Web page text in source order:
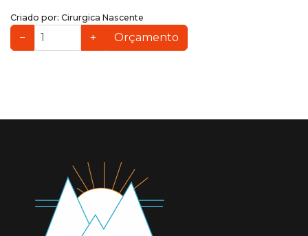
Criado por: Cirurgica Nascente
− + Orçamento